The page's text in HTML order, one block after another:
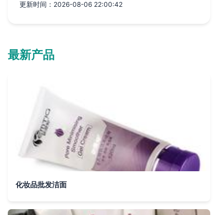
更新时间：2026-08-06 22:00:42
最新产品
化妆品批发洁面